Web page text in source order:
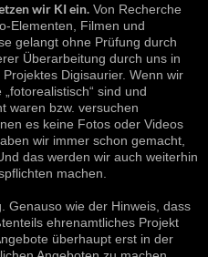
wir KI ein. Von Recherche
Elementen, Filmen und
gelangt ohne Prüfung durch
Überarbeitung durch uns in
Digisaurier. Wenn wir
sind und
waren bzw. versuchen
es keine Fotos oder Videos
wir immer schon gemacht,
das werden wir auch weiterhin
machen.
Genauso wie der Hinweis, dass
ehrenamtliches Projekt
überhaupt erst in der